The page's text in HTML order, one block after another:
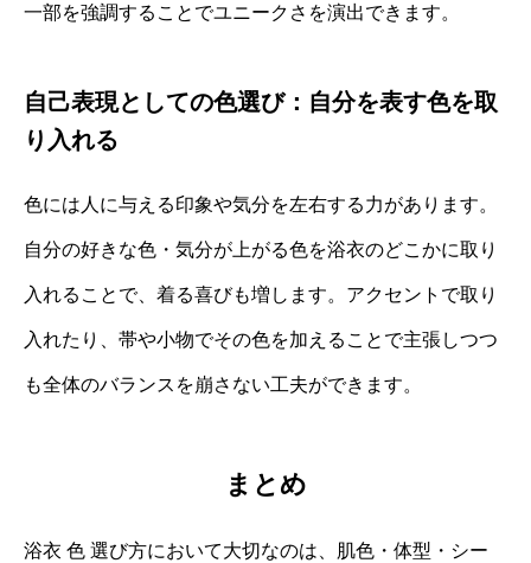
一部を強調することでユニークさを演出できます。
自己表現としての色選び：自分を表す色を取
り入れる
色には人に与える印象や気分を左右する力があります。
自分の好きな色・気分が上がる色を浴衣のどこかに取り
入れることで、着る喜びも増します。アクセントで取り
入れたり、帯や小物でその色を加えることで主張しつつ
も全体のバランスを崩さない工夫ができます。
まとめ
浴衣 色 選び方において大切なのは、肌色・体型・シー